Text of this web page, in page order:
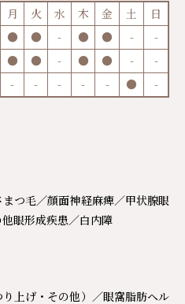
月 火 水 木 金 土
日
● ● - ● ● -
-
● ● - ● ● -
-
- - - - - ●
-
つ毛／顔面神経麻痺／甲状腺眼
眼形成疾患／白内障
上げ・その他）／眼窩脂肪ヘル